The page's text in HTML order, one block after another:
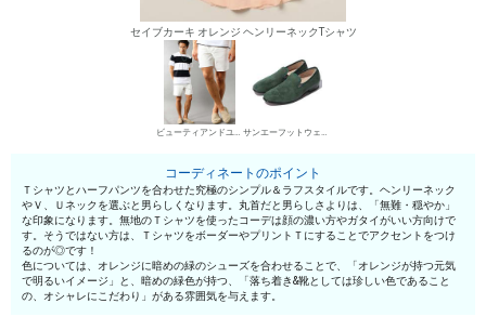
セイブカーキ オレンジ ヘンリーネックTシャツ
ビューティアンドユース ユナイテッドアローズ デニムパンツ・ジーンズ サンエーフットウェア スリッポン
コーディネートのポイント
Ｔシャツとハーフパンツを合わせた究極のシンプル＆ラフスタイルです。ヘンリーネック
やＶ、Ｕネックを選ぶと男らしくなります。丸首だと男らしさよりは、「無難・穏やか」
な印象になります。無地のＴシャツを使ったコーデは顔の濃い方やガタイがいい方向けで
す。そうではない方は、ＴシャツをボーダーやプリントＴにすることでアクセントをつけ
るのが◎です！
色については、オレンジに暗めの緑のシューズを合わせることで、「オレンジが持つ元気
で明るいイメージ」と、暗めの緑色が持つ、「落ち着き&靴としては珍しい色であること
の、オシャレにこだわり」がある雰囲気を与えます。